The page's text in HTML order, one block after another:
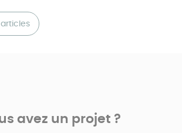
avez un projet ?